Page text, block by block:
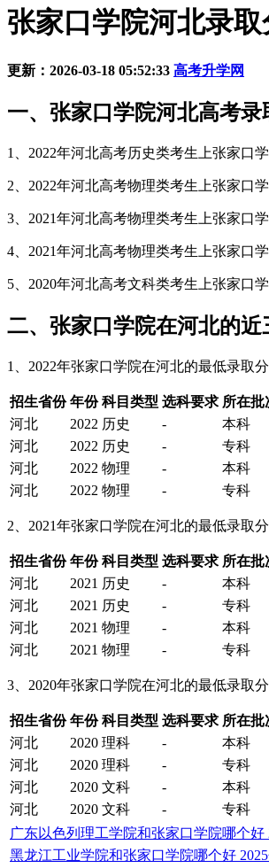
张家口学院河北录取
更新：2026-03-18 05:52:33 高考升学网
一、张家口学院河北高考
1、2022年河北高考历史类考生上张家口
2、2022年河北高考物理类考生上张家口
3、2021年河北高考物理类考生上张家口
4、2021年河北高考物理类考生上张家口
5、2020年河北高考文科类考生上张家口
二、张家口学院在河北的
1、2022年张家口学院在河北的最低录取
招生省份 年份 科目类型 选科要求 所在批
河北
2022 历史 - 本科
河北
2022 历史 - 专科
河北
2022 物理 - 本科
河北
2022 物理 - 专科
2、2021年张家口学院在河北的最低录取
招生省份 年份 科目类型 选科要求 所在批
河北
2021 历史 - 本科
河北
2021 历史 - 专科
河北
2021 物理 - 本科
河北
2021 物理 - 专科
3、2020年张家口学院在河北的最低录取
招生省份 年份 科目类型 选科要求 所在批
河北
2020 理科 - 本科
河北
2020 理科 - 专科
河北
2020 文科 - 本科
河北
2020 文科 - 专科
广东以色列理工学院和张家口学院哪个好
黑龙江工业学院和张家口学院哪个好